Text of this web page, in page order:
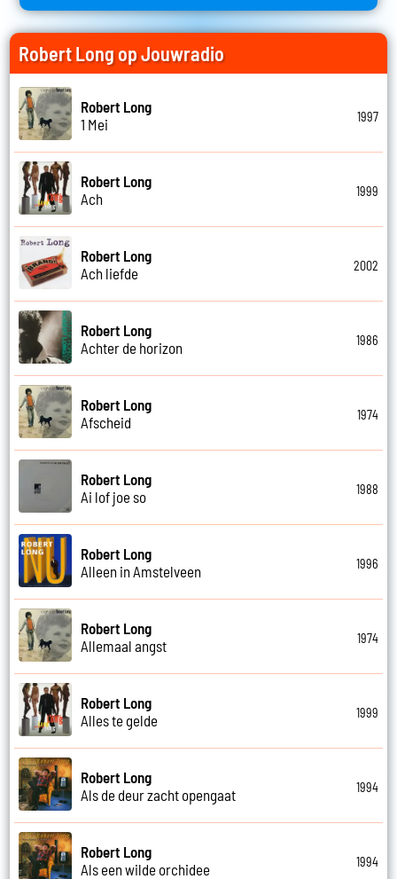
Robert Long op Jouwradio
Robert Long
1 Mei
1997
Robert Long
Ach
1999
Robert Long
Ach liefde
2002
Robert Long
Achter de horizon
1986
Robert Long
Afscheid
1974
Robert Long
Ai lof joe so
1988
Robert Long
Alleen in Amstelveen
1996
Robert Long
Allemaal angst
1974
Robert Long
Alles te gelde
1999
Robert Long
Als de deur zacht opengaat
1994
Robert Long
Als een wilde orchidee
1994